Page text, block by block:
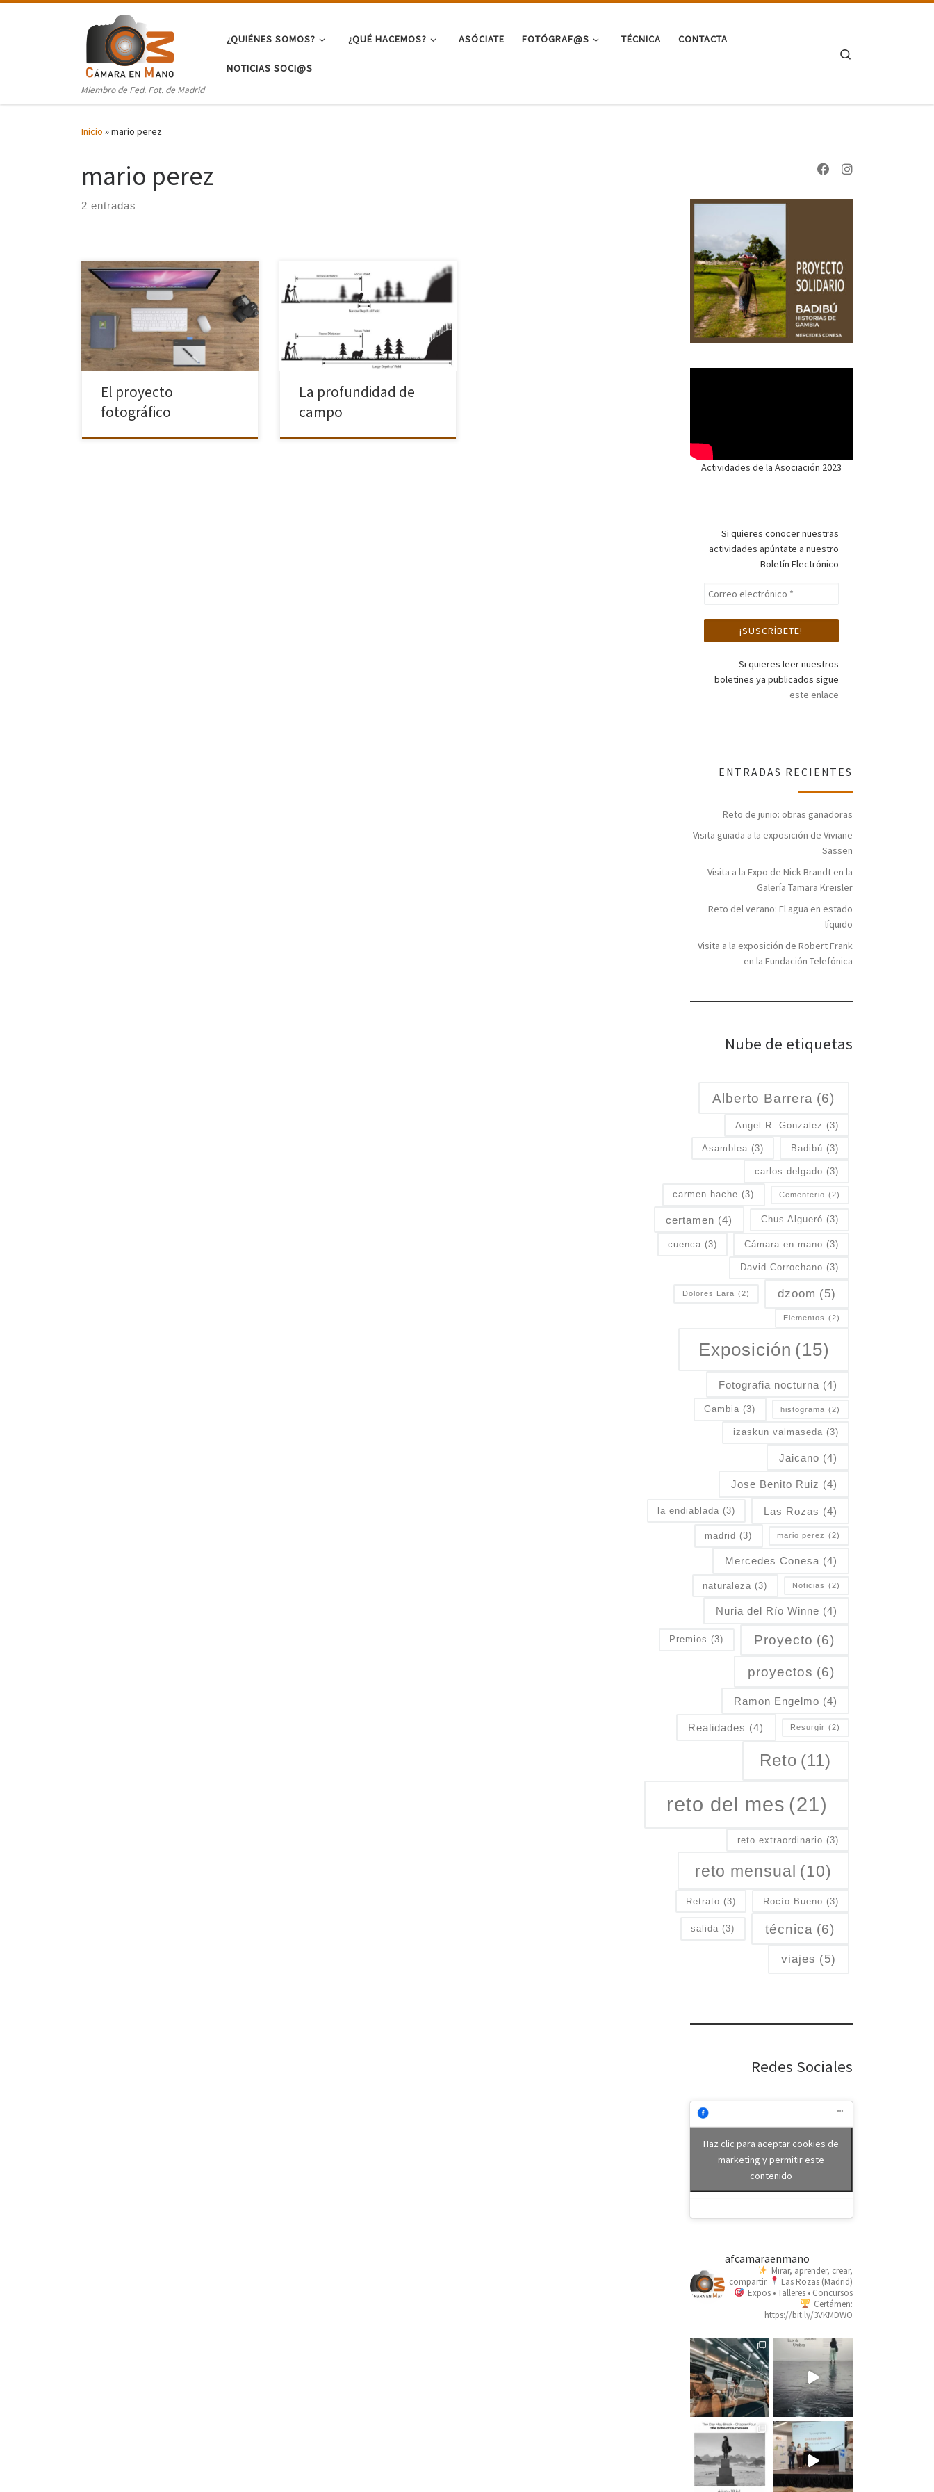
Miembro de Fed. Fot. de Madrid
¿QUIÉNES SOMOS? ¿QUÉ HACEMOS? ASÓCIATE FOTÓGRAF@S TÉCNICA CONTACTA
NOTICIAS SOCI@S
Inicio »mario perez
mario perez
2 entradas
Te traemos esta vez dos estupendos
artículos de Blog del Fotógrafo,
dirigido por mario Pérez, sobre los
proyectos de fotografía e autor. En el
primero se explica el paso a […]
El proyecto
fotográfico
Y ahora un poco de repaso de
técnica básicas. En este artículo y
video de El Blog del Fotografo
nuestro amigo Mario Perez nos
explica muy clarito qué es la […]
La profundidad de
campo
Actividades de la Asociación 2023
Si quieres conocer nuestras
actividades apúntate a nuestro
Boletín Electrónico
Si quieres leer nuestros
boletines ya publicados sigue
este enlace
ENTRADAS RECIENTES
Reto de junio: obras ganadoras
Visita guiada a la exposición de Viviane
Sassen
Visita a la Expo de Nick Brandt en la
Galería Tamara Kreisler
Reto del verano: El agua en estado
líquido
Visita a la exposición de Robert Frank
en la Fundación Telefónica
Nube de etiquetas
Alberto Barrera (6)
Angel R. Gonzalez (3)
Asamblea (3) Badibú (3)
carlos delgado (3)
carmen hache (3) Cementerio (2)
certamen (4) Chus Algueró (3)
cuenca (3) Cámara en mano (3)
David Corrochano (3)
Dolores Lara (2) dzoom (5)
Elementos (2)
Exposición (15)
Fotografia nocturna (4)
Gambia (3) histograma (2)
izaskun valmaseda (3)
Jaicano (4)
Jose Benito Ruiz (4)
la endiablada (3) Las Rozas (4)
madrid (3) mario perez (2)
Mercedes Conesa (4)
naturaleza (3) Noticias (2)
Nuria del Río Winne (4)
Premios (3) Proyecto (6)
proyectos (6)
Ramon Engelmo (4)
Realidades (4) Resurgir (2)
Reto (11)
reto del mes (21)
reto extraordinario (3)
reto mensual (10)
Retrato (3) Rocío Bueno (3)
salida (3) técnica (6)
viajes (5)
Redes Sociales
Haz clic para aceptar cookies de
marketing y permitir este
contenido
afcamaraenmano
Mirar, aprender, crear,
compartir.
Las Rozas (Madrid)
Expos • Talleres • Concursos
Certámen:
https://bit.ly/3VKMDWO